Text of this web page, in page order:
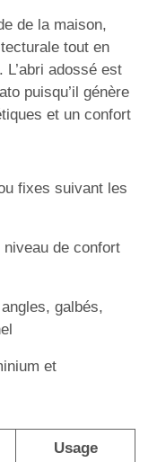
de la maison,
tout en
L’abri adossé est
puisqu’il génère
et un confort
fixes suivant les
de confort
galbés,
et
Usage